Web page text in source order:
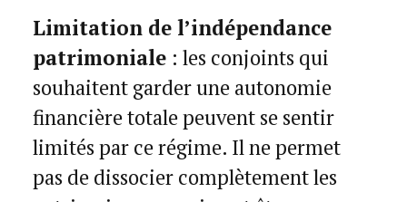
Limitation de l’indépendance
patrimoniale : les conjoints qui
souhaitent garder une autonomie
financière totale peuvent se sentir
limités par ce régime. Il ne permet
pas de dissocier complètement les